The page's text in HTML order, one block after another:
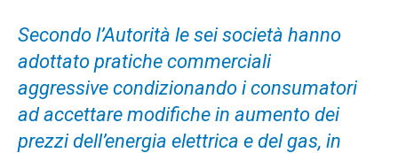
Secondo l’Autorità le sei società hanno
adottato pratiche commerciali
aggressive condizionando i consumatori
ad accettare modifiche in aumento dei
prezzi dell’energia elettrica e del gas, in